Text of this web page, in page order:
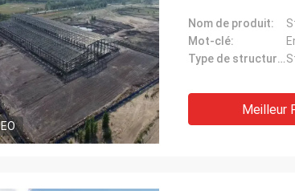
Nom de produit:
Mot-clé:
Type de structure:
Meilleur